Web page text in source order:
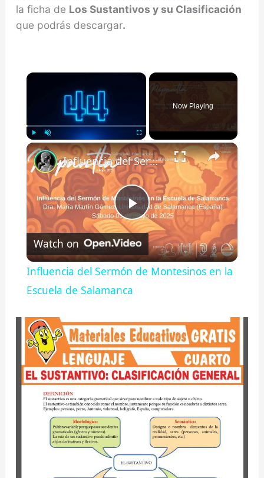
la ficha de Los Sustantivos y su Clasificación
que podrás descargar.
×
Play Unmute Fullscreen
Now Playing
×
P
l
a
y
V
i
e
Influencia del Sermón de Montesinos en la Escuela de Salamanca
Watch on
Influencia del Sermón de Montesinos en la
Escuela de Salamanca